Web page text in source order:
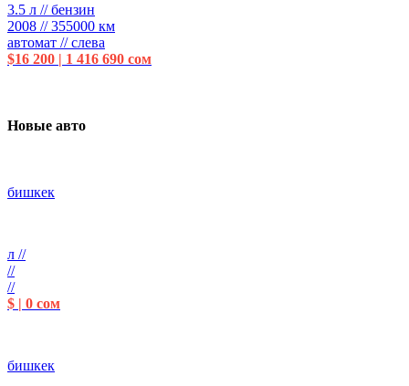
3.5 л // бензин
2008 // 355000 км
автомат // слева
$16 200 | 1 416 690 сом
Новые авто
бишкек
л //
//
//
$ | 0 сом
бишкек